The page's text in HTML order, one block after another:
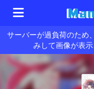
サーバーが過負荷のため
みして画像が表示